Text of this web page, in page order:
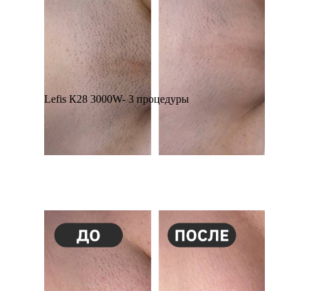
Lefis К28 3000W- 3 процедуры